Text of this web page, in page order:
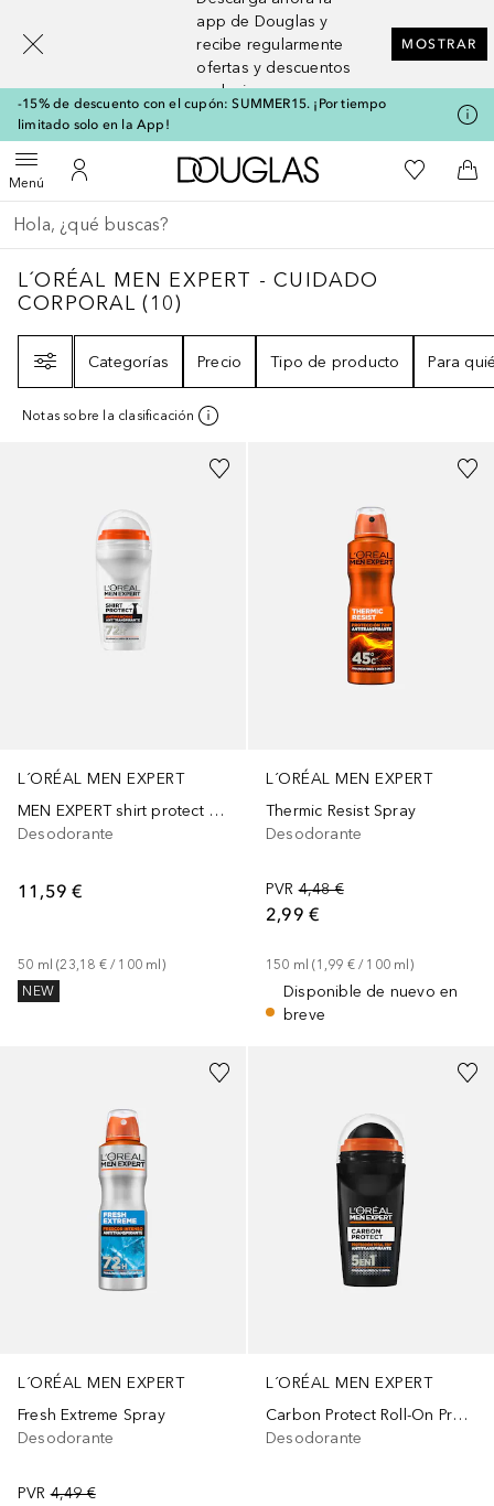
app de Douglas y
recibe regularmente
ofertas y descuentos
exclusivos
MOSTRAR
-15% de descuento con el cupón: SUMMER15. ¡Por tiempo
limitado solo en la App!
MenúAbrir menúMi cuenta
A Douglas HomeMi lista de
A
Regresar
Ejecutar búsqueda
L´ORÉAL MEN EXPERT - CUIDADO
L´ORÉAL MEN EXPERT - CUIDADO
CORPORAL (10)
Categorías
Precio Tipo de producto Para
Notas sobre la clasificación
L´ORÉAL MEN EXPERT
MEN EXPERT shirt protect anti-transpirante 72h roll on
Desodorante
11,59 €
50 ml (23,18 € / 100 ml )
NEW
L´ORÉAL MEN EXPERT
Thermic Resist Spray
Desodorante
PVR 4,48 €
2,99 €
150 ml (1,99 € / 100 ml )
Disponible de nuevo en
breve
L´ORÉAL MEN EXPERT
Fresh Extreme Spray
Desodorante
PVR 4,49 €
L´ORÉAL MEN EXPERT
Carbon Protect Roll-On Protección Total
Desodorante
[navigation.slideout.screenreader]